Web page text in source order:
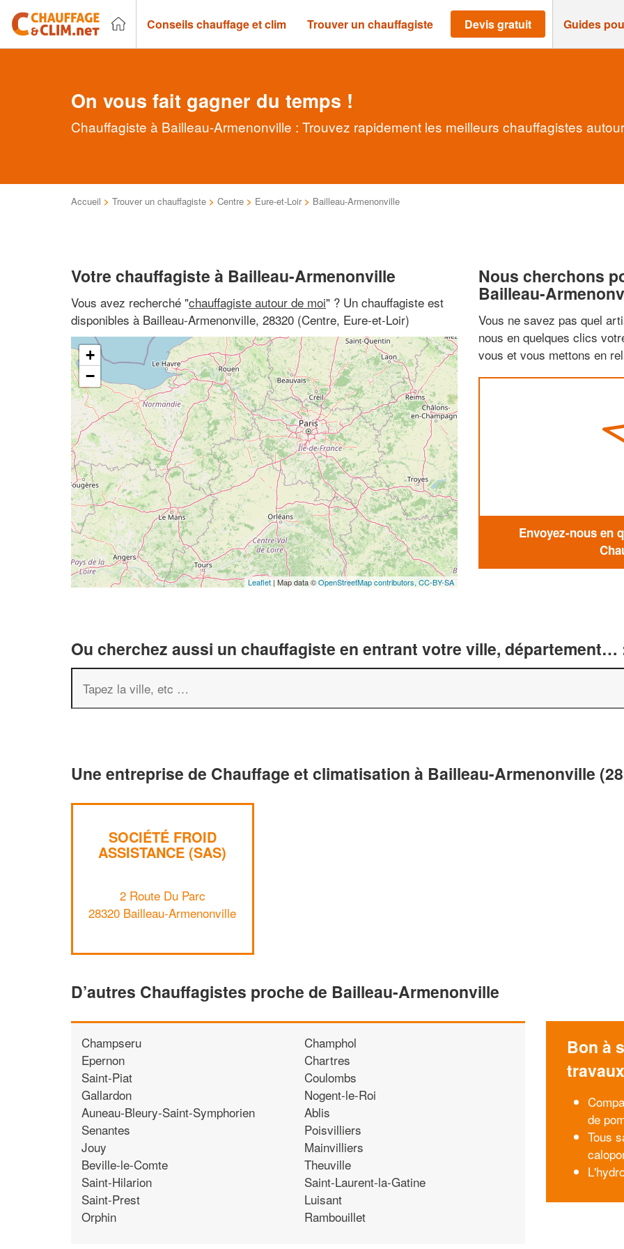
Conseils chauffage et clim Trouver un chauffagiste Devis gratuit Guides
On vous fait gagner du temps !
Chauffagiste à Bailleau-Armenonville : Trouvez rapidement les meilleurs chauffagistes
Accueil > Trouver un chauffagiste > Centre > Eure-et-Loir > Bailleau-Armenonville
Votre chauffagiste à Bailleau-Armenonville
Vous avez recherché "chauffagiste autour de moi" ? Un chauffagiste est
disponibles à Bailleau-Armenonville, 28320 (Centre, Eure-et-Loir)
+
−
Leaflet | Map data ©OpenStreetMap contributors, CC-BY-SA
Nous cherchons
Bailleau-
Vous ne savez pas quel
nous en quelques clics
vous et vous mettons en
Envoyez-nous en
Ou cherchez aussi un chauffagiste en entrant votre ville, département…
Une entreprise de Chauffage et climatisation à Bailleau-Armenonville
SOCIÉTÉ FROID
ASSISTANCE (SAS)
2 Route Du Parc
28320 Bailleau-Armenonville
D’autres Chauffagistes proche de Bailleau-Armenonville
Champseru
Epernon
Saint-Piat
Gallardon
Auneau-Bleury-Saint-Symphorien
Senantes
Jouy
Beville-le-Comte
Saint-Hilarion
Saint-Prest
Orphin
Champhol
Chartres
Coulombs
Nogent-le-Roi
Ablis
Poisvilliers
Mainvilliers
Theuville
Saint-Laurent-la-Gatine
Luisant
Rambouillet
Bon à
travaux
de
Tous